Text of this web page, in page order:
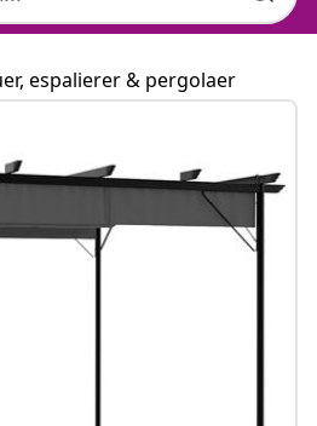
espalierer & pergolaer